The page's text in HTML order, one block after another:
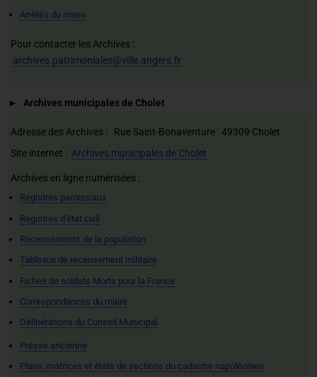
Arrêtés du maire
Pour contacter les Archives :
archives.patrimoniales@ville.angers.fr
Archives municipales de Cholet
Adresse des Archives : Rue Saint-Bonaventure 49309 Cholet
Site internet :Archives municipales de Cholet
Archives en ligne numérisées :
Registres paroissiaux
Registres d'état civil
Recensements de la population
Tableaux de recensement militaire
Fiches de soldats Morts pour la France
Correspondances du maire
Délibérations du Conseil Municipal
Presse ancienne
Plans, matrices et états de sections du cadastre napoléonien